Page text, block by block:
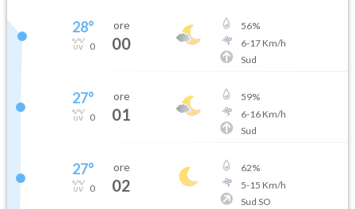
28°
0
ore
00
56%
6-17Km/h
Sud
27°
0
ore
01
59%
6-16Km/h
Sud
27°
0
ore
02
62%
5-15 Km/h
Sud SO